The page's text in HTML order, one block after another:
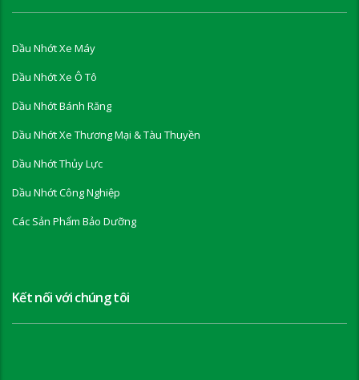
Dầu Nhớt Xe Máy
Dầu Nhớt Xe Ô Tô
Dầu Nhớt Bánh Răng
Dầu Nhớt Xe Thương Mại & Tàu Thuyền
Dầu Nhớt Thủy Lực
Dầu Nhớt Công Nghiệp
Các Sản Phẩm Bảo Dưỡng
Kết nối với chúng tôi